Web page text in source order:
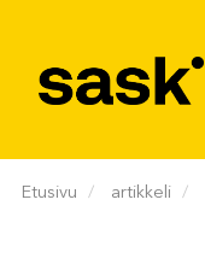
Etusivu artikkeli